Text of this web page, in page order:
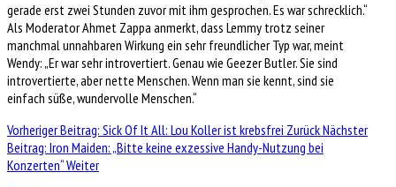
gerade erst zwei Stunden zuvor mit ihm gesprochen. Es war schrecklich.“
Als Moderator Ahmet Zappa anmerkt, dass Lemmy trotz seiner
manchmal unnahbaren Wirkung ein sehr freundlicher Typ war, meint
Wendy: „Er war sehr introvertiert. Genau wie Geezer Butler. Sie sind
introvertierte, aber nette Menschen. Wenn man sie kennt, sind sie
einfach süße, wundervolle Menschen.“
Vorheriger Beitrag: Sick Of It All: Lou Koller ist krebsfrei ZurückNächster
Beitrag: Iron Maiden: „Bitte keine exzessive Handy-Nutzung bei
Konzerten“Weiter